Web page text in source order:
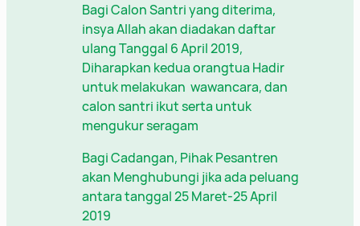
Bagi Calon Santri yang diterima,
insya Allah akan diadakan daftar
ulang Tanggal 6 April 2019,
Diharapkan kedua orangtua Hadir
untuk melakukan wawancara, dan
calon santri ikut serta untuk
mengukur seragam
Bagi Cadangan, Pihak Pesantren
akan Menghubungi jika ada peluang
antara tanggal 25 Maret-25 April
2019